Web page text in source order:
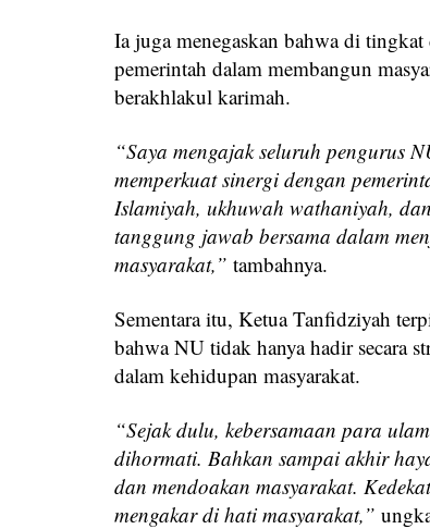
Ia juga menegaskan bahwa di
pemerintah dalam membangun
berakhlakul karimah.
“Saya mengajak seluruh pengurus
memperkuat sinergi dengan
Islamiyah, ukhuwah wathaniyah,
tanggung jawab bersama dalam
masyarakat,” tambahnya.
Sementara itu, Ketua Tanfidziyah
bahwa NU tidak hanya hadir secara
dalam kehidupan masyarakat.
“Sejak dulu, kebersamaan para
dihormati. Bahkan sampai akhir
dan mendoakan masyarakat.
mengakar di hati masyarakat,”